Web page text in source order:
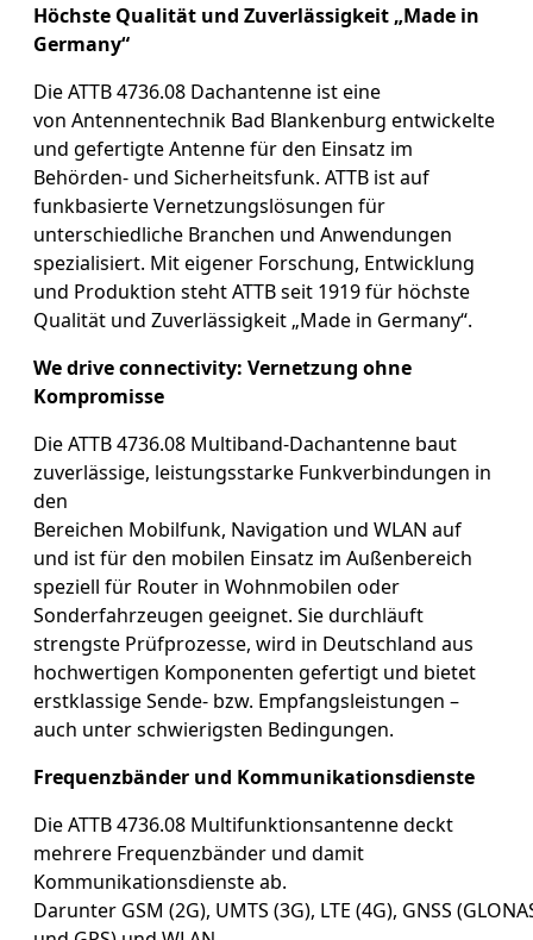
Höchste Qualität und Zuverlässigkeit „Made in
Germany“
Die ATTB 4736.08 Dachantenne ist eine
von Antennentechnik Bad Blankenburg entwickelte
und gefertigte Antenne für den Einsatz im
Behörden- und Sicherheitsfunk. ATTB ist auf
funkbasierte Vernetzungslösungen für
unterschiedliche Branchen und Anwendungen
spezialisiert. Mit eigener Forschung, Entwicklung
und Produktion steht ATTB seit 1919 für höchste
Qualität und Zuverlässigkeit „Made in Germany“.
We drive connectivity: Vernetzung ohne
Kompromisse
Die ATTB 4736.08 Multiband-Dachantenne baut
zuverlässige, leistungsstarke Funkverbindungen in
den
Bereichen Mobilfunk, Navigation und WLAN auf
und ist für den mobilen Einsatz im Außenbereich
speziell für Router in Wohnmobilen oder
Sonderfahrzeugen geeignet. Sie durchläuft
strengste Prüfprozesse, wird in Deutschland aus
hochwertigen Komponenten gefertigt und bietet
erstklassige Sende- bzw. Empfangsleistungen –
auch unter schwierigsten Bedingungen.
Frequenzbänder und Kommunikationsdienste
Die ATTB 4736.08 Multifunktionsantenne deckt
mehrere Frequenzbänder und damit
Kommunikationsdienste ab.
Darunter GSM (2G), UMTS (3G), LTE (4G), GNSS